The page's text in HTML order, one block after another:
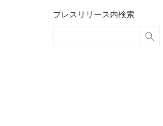
プレスリリース内検索